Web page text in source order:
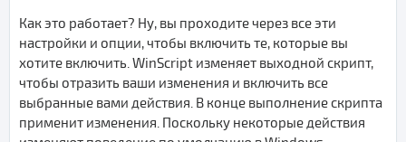
Как это работает? Ну, вы проходите через все эти
настройки и опции, чтобы включить те, которые вы
хотите включить. WinScript изменяет выходной скрипт,
чтобы отразить ваши изменения и включить все
выбранные вами действия. В конце выполнение скрипта
применит изменения. Поскольку некоторые действия